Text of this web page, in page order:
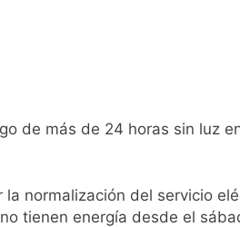
de más de 24 horas sin luz
normalización del servicio
tienen energía desde el